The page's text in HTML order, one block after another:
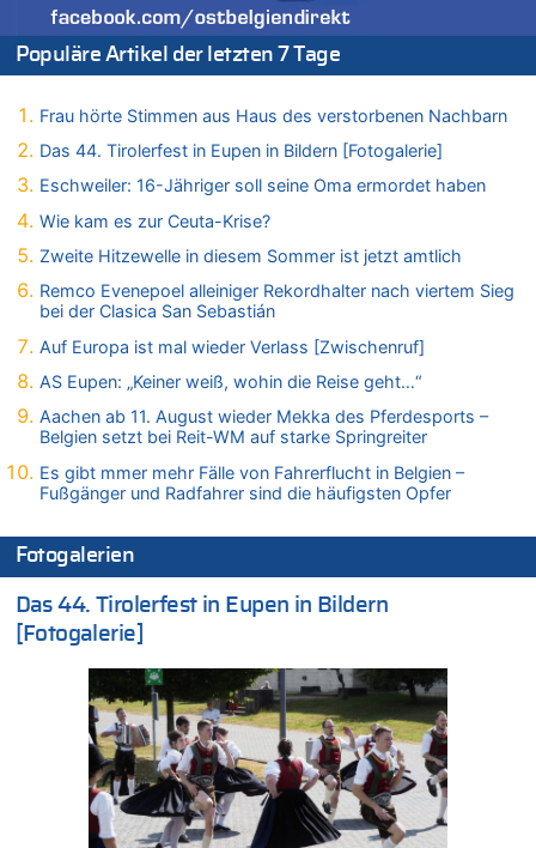
Belgien setzt bei Reit-WM auf starke Springreiter
07.08.2026 - 15:13 von Joseph Meyer zu
Mark van Bommel offiziell als neuer Nationalcoach der Roten
07.08.2026 - 15:06 von Wolfgang2 zu
Kollision zwischen Autofahrer und Radfahrer an RAVeL-Weg
07.08.2026 - 14:35 von Vorfahrt zu
Tempolimit in 30er-Zonen – Untersuchung von Vias
07.08.2026 - 14:33 von Ostbelgien Direkt zu
Offiziell: Van Bommel wird Belgiens Nationaltrainer
07.08.2026 - 13:39 von alter weißer mann zu
Zurück an den Rhein: Hendrich wechselt zum 1. FC Köln
07.08.2026 - 13:39 von Ach zu
Belgien setzt bei Reit-WM auf starke Springreiter
Wasserstand des Rheins in NRW so niedrig wie noch nie
In Belgien missachten zwei von drei Autofahrern das
Tempolimit in 30er-Zonen – Untersuchung von Vias
07.08.2026 - 13:20 von JoKrings zu
In Belgien missachten zwei von drei Autofahrern das
Tempolimit in 30er-Zonen – Untersuchung von Vias
07.08.2026 - 13:04 von Kein Raser zu
In Belgien missachten zwei von drei Autofahrern das
Tempolimit in 30er-Zonen – Untersuchung von Vias
07.08.2026 - 13:01 von Experten? zu
In Belgien missachten zwei von drei Autofahrern das
Tempolimit in 30er-Zonen – Untersuchung von Vias
07.08.2026 - 12:43 von JoKrings zu
Populäre Artikel der letzten 7 Tage
Frau hörte Stimmen aus Haus des verstorbenen Nachbarn
Das 44. Tirolerfest in Eupen in Bildern [Fotogalerie]
Eschweiler: 16-Jähriger soll seine Oma ermordet haben
Wie kam es zur Ceuta-Krise?
Zweite Hitzewelle in diesem Sommer ist jetzt amtlich
Remco Evenepoel alleiniger Rekordhalter nach viertem Sieg
bei der Clasica San Sebastián
Auf Europa ist mal wieder Verlass [Zwischenruf]
AS Eupen: „Keiner weiß, wohin die Reise geht…“
Aachen ab 11. August wieder Mekka des Pferdesports –
Belgien setzt bei Reit-WM auf starke Springreiter
Es gibt mmer mehr Fälle von Fahrerflucht in Belgien –
Fußgänger und Radfahrer sind die häufigsten Opfer
Fotogalerien
Das 44. Tirolerfest in Eupen in Bildern
[Fotogalerie]